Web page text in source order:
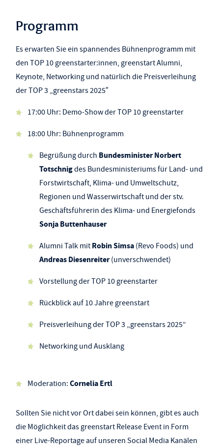
Programm
Es erwarten Sie ein spannendes Bühnenprogramm mit
den TOP 10 greenstarter:innen, greenstart Alumni,
Keynote, Networking und natürlich die Preisverleihung
der TOP 3 „greenstars 2025″
17:00 Uhr: Demo-Show der TOP 10 greenstarter
18:00 Uhr: Bühnenprogramm
Begrüßung durch Bundesminister Norbert
Totschnigdes Bundesministeriums für Land- und
Forstwirtschaft, Klima- und Umweltschutz,
Regionen und Wasserwirtschaft und der stv.
Geschäftsführerin des Klima- und Energiefonds
Sonja Buttenhauser
Alumni Talk mit Robin Simsa (Revo Foods) und
Andreas Diesenreiter(unverschwendet)
Vorstellung der TOP 10 greenstarter
Rückblick auf 10 Jahre greenstart
Preisverleihung der TOP 3 „greenstars 2025“
Networking und Ausklang
Moderation: Cornelia Ertl
Sollten Sie nicht vor Ort dabei sein können, gibt es auch
die Möglichkeit das greenstart Release Event in Form
einer Live-Reportage auf unseren Social Media Kanälen